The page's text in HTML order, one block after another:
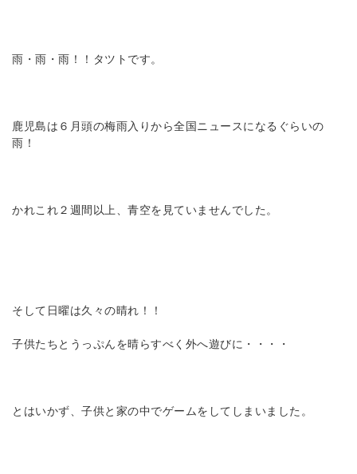
雨・雨・雨！！タツトです。
鹿児島は６月頭の梅雨入りから全国ニュースになるぐらいの
雨！
かれこれ２週間以上、青空を見ていませんでした。
そして日曜は久々の晴れ！！
子供たちとうっぷんを晴らすべく外へ遊びに・・・・
とはいかず、子供と家の中でゲームをしてしまいました。